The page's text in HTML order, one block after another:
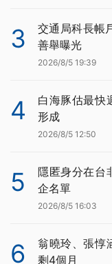
3
交通局科長帳
善舉曝光
2026/8/5 19:39
4
白海豚估最快
形成
2026/8/5 12:50
5
隱匿身分在台
企名單
2026/8/5 16:03
6
翁曉玲、張惇
剩4個月